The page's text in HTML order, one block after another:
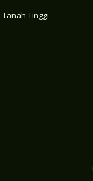
Tanah Tinggi.